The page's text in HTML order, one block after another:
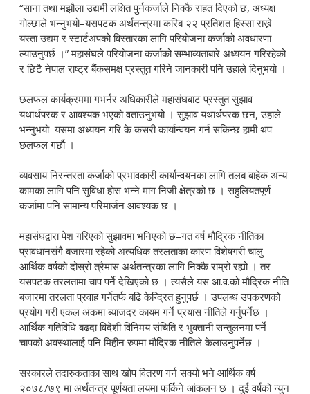
“साना तथा मझौला उद्यमी लक्षित पुर्नकर्जाले निक्कै राहत दिएको छ, अध्यक्ष
गोल्छाले भन्नुभयो–यसपटक अर्थतन्त्रमा करिब २२ प्रतिशत हिस्सा राख्ने
यस्ता उद्यम र स्टार्टअपको विस्तारका लागि परियोजना कर्जाको अवधारणा
ल्याउनुपर्छ ।” महासंघले परियोजना कर्जाको सम्भाव्यताबारे अध्ययन गरिरहेको
र छिटै नेपाल राष्ट्र बैंकसमक्ष प्रस्तुत गरिने जानकारी पनि उहाले दिनुभयो ।
छलफल कार्यक्रममा गभर्नर अधिकारीले महासंघबाट प्रस्तुत सुझाव
यथार्थपरक र आवश्यक भएको वताउनुभयो । सुझाव यथार्थपरक छन, उहाले
भन्नुभयो–यसमा अध्ययन गरि के कसरी कार्यान्वयन गर्न सकिन्छ हामी थप
छलफल गर्छौ ।
व्यवसाय निरन्तरता कर्जाको प्रभावकारी कार्यान्वयनका लागि तलब बाहेक अन्य
कामका लागि पनि सुविधा होस भन्ने माग निजी क्षेत्रको छ । सहुलियतपूर्ण
कर्जामा पनि सामान्य परिमार्जन आवश्यक छ ।
महासंघद्वारा पेश गरिएको सुझावमा भनिएको छ–गत वर्ष मौद्रिक नीतिका
प्रावधानसंगै बजारमा रहेको अत्यधिक तरलताका कारण विशेषगरी चालु
आर्थिक वर्षको दोस्रो त्रैमास अर्थतन्त्रका लागि निक्कै राम्रो रह्यो । तर
यसपटक तरलतामा चाप पर्ने देखिएको छ । त्यसैले यस आ.व.को मौद्रिक नीति
बजारमा तरलता प्रवाह गर्नेतर्फ बढि केन्द्रित हुनुपर्छ । उपलब्ध उपकरणको
प्रयोग गरी एकल अंकमा ब्याजदर कायम गर्ने प्रयास नीतिले गर्नुपर्नेछ ।
आर्थिक गतिविधि बढदा विदेशी विनिमय संचिति र भुक्तानी सन्तुलनमा पर्ने
चापको अवस्थालाई पनि मिहीन रुपमा मौद्रिक नीतिले केलाउनुपर्नेछ ।
सरकारले तदारुकताका साथ खोप वितरण गर्न सक्यो भने आर्थिक वर्ष
२०७८/७९ मा अर्थतन्त्र पूर्णयता लयमा फर्किने आंकलन छ । दुई वर्षको न्युन